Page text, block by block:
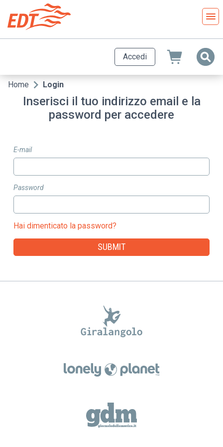
contenuto
principale
Accedi
Briciole
Home Login
Inserisci il tuo indirizzo email e la
password per accedere
E-mail
Password
Hai dimenticato la password?